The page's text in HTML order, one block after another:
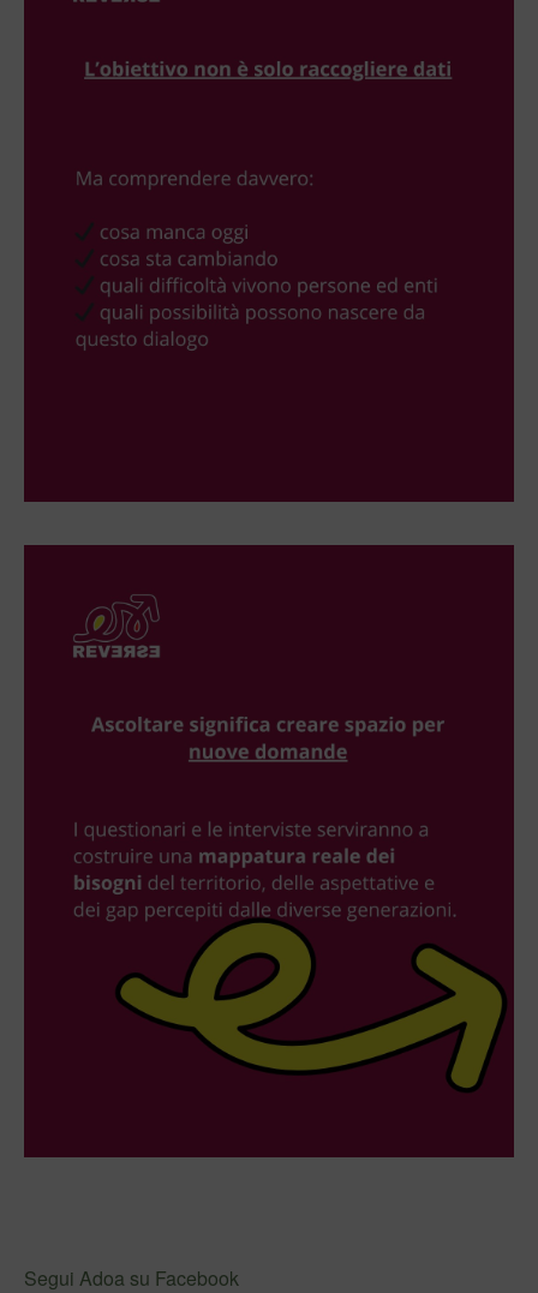
Segui Adoa su Facebook